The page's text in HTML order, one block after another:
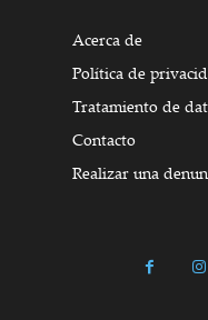
Acerca de
Política de
Tratamiento de
Contacto
Realizar una